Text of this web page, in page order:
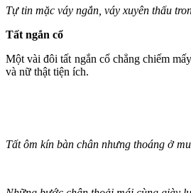
Tự tin mặc váy ngắn, váy xuyên thấu
Tất ngắn cổ
Một vài đôi tất ngắn cổ chẳng chiếm
và nữ thật tiện ích.
Tất ôm kín bàn chân nhưng thoáng ở